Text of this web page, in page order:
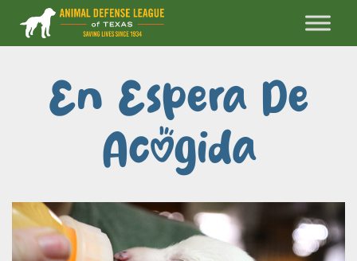
En Espera De
Acogida